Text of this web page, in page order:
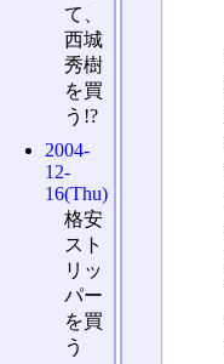
て、
西城
秀樹
を買
う!?
2004-
12-
16(Thu)
格安
スト
リッ
パー
を買
う